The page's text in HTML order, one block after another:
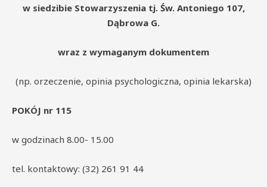
w siedzibie Stowarzyszenia tj. Św. Antoniego 107,
Dąbrowa G.
wraz z wymaganym dokumentem
(np. orzeczenie, opinia psychologiczna, opinia lekarska)
POKÓJ nr 115
w godzinach 8.00- 15.00
tel. kontaktowy: (32) 261 91 44